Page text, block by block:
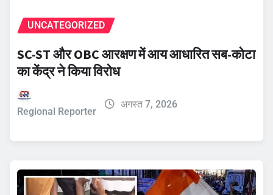
UNCATEGORIZED
SC-ST और OBC आरक्षण में आय आधारित सब-कोटा
का केंद्र ने किया विरोध
Regional Reporter
अगस्त 7, 2026